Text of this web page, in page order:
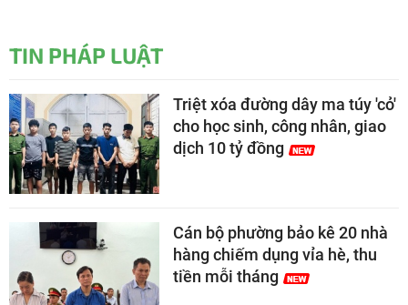
TIN PHÁP LUẬT
Triệt xóa đường dây ma túy 'cỏ'
cho học sinh, công nhân, giao
dịch 10 tỷ đồng
Cán bộ phường bảo kê 20 nhà
hàng chiếm dụng vỉa hè, thu
tiền mỗi tháng